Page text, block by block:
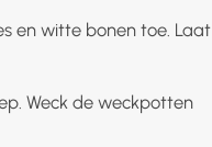
en witte bonen toe. Laat
Weck de weckpotten